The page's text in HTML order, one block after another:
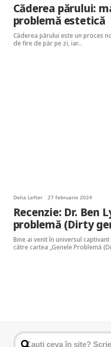
Căderea părului:
problemă estetică
Căderea părului este un proces
de fire de păr pe zi, iar…
Delia Lefter 27 februarie 2024
Recenzie: Dr. Ben
problemă (Dirty
Bine ai venit în universul
către cartea „Genele Problemă